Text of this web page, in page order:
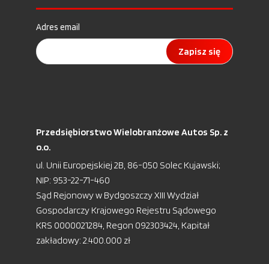
Adres email
Zapisz się
Przedsiębiorstwo Wielobranżowe Autos Sp. z
o.o.
ul. Unii Europejskiej 2B, 86-050 Solec Kujawski;
NIP: 953-22-71-460
Sąd Rejonowy w Bydgoszczy XIII Wydział
Gospodarczy Krajowego Rejestru Sądowego
KRS 0000021284, Regon 092303424, Kapitał
zakładowy: 2.400.000 zł